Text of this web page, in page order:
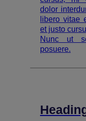
dolor
libero vitae
et justo
Nunc ut
posuere.